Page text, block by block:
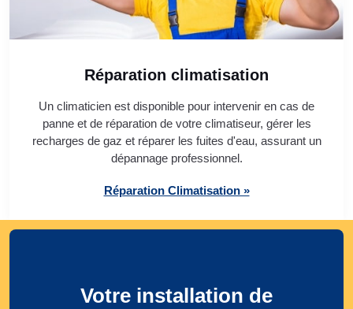
Réparation climatisation
Un climaticien est disponible pour intervenir en cas de
panne et de réparation de votre climatiseur, gérer les
recharges de gaz et réparer les fuites d'eau, assurant un
dépannage professionnel.
Réparation Climatisation »
Votre installation de